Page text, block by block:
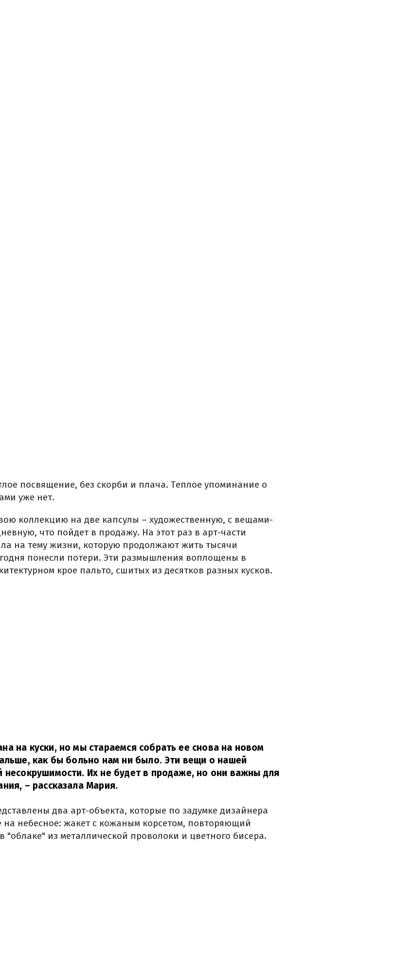
посвящение, без скорби и плача. Теплое упоминание о
уже нет.
коллекцию на две капсулы – художественную, с вещами-
что пойдет в продажу. На этот раз в арт-части
на тему жизни, которую продолжают жить тысячи
понесли потери. Эти размышления воплощены в
крое пальто, сшитых из десятков разных кусков.
на куски, но мы стараемся собрать ее снова на новом
как бы больно нам ни было. Эти вещи о нашей
несокрушимости. Их не будет в продаже, но они важны для
– рассказала Мария.
два арт-объекта, которые по задумке дизайнера
на небесное: жакет с кожаным корсетом, повторяющий
"облаке" из металлической проволоки и цветного бисера.